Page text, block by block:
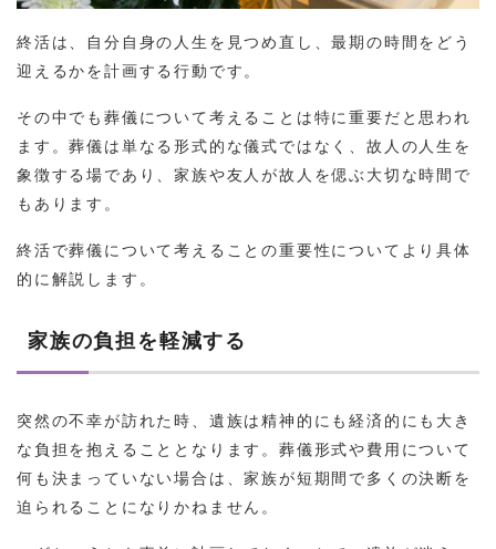
終活は、自分自身の人生を見つめ直し、最期の時間をどう
迎えるかを計画する行動です。
その中でも葬儀について考えることは特に重要だと思われ
ます。葬儀は単なる形式的な儀式ではなく、故人の人生を
象徴する場であり、家族や友人が故人を偲ぶ大切な時間で
もあります。
終活で葬儀について考えることの重要性についてより具体
的に解説します。
家族の負担を軽減する
突然の不幸が訪れた時、遺族は精神的にも経済的にも大き
な負担を抱えることとなります。葬儀形式や費用について
何も決まっていない場合は、家族が短期間で多くの決断を
迫られることになりかねません。